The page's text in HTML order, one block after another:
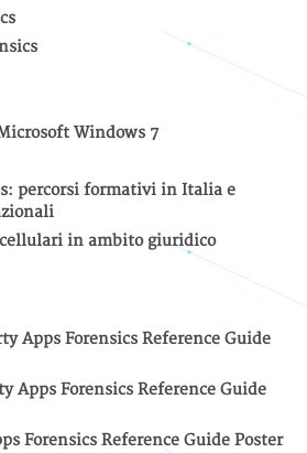
Windows 7
percorsi formativi in Italia e
in ambito giuridico
Apps Forensics Reference Guide
Apps Forensics Reference Guide
Forensics Reference Guide Poster